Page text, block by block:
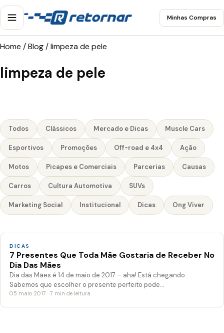
Minhas Compras
Home /Blog/limpeza de pele
limpeza de pele
Todos Clássicos Mercado e Dicas Muscle Cars
Esportivos Promoções Off-road e 4x4 Ação
Motos Picapes e Comerciais Parcerias Causas
Carros Cultura Automotiva SUVs
Marketing Social Institucional Dicas Ong Viver
DICAS
7 Presentes Que Toda Mãe Gostaria de Receber No
Dia Das Mães
Dia das Mães é 14 de maio de 2017 – aha! Está chegando.
Sabemos que escolher o presente perfeito pode…
05 maio 2017 · 7 min de leitura